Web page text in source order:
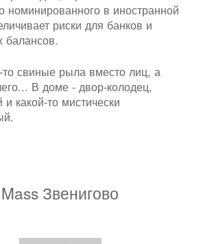
номинированного в иностранной
риски для банков и
балансов.
то свиные рыла вместо лиц, а
В доме - двор-колодец,
и какой-то мистически
Звенигово